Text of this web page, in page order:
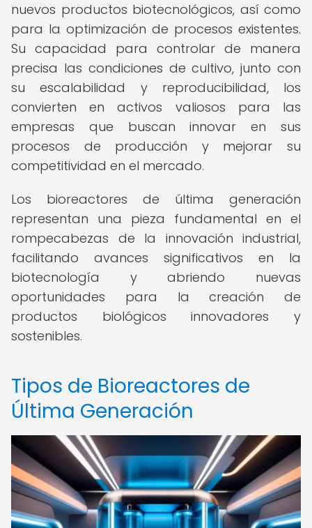
nuevos productos biotecnológicos, así como
para la optimización de procesos existentes.
Su capacidad para controlar de manera
precisa las condiciones de cultivo, junto con
su escalabilidad y reproducibilidad, los
convierten en activos valiosos para las
empresas que buscan innovar en sus
procesos de producción y mejorar su
competitividad en el mercado.
Los bioreactores de última generación
representan una pieza fundamental en el
rompecabezas de la innovación industrial,
facilitando avances significativos en la
biotecnología y abriendo nuevas
oportunidades para la creación de
productos biológicos innovadores y
sostenibles.
Tipos de Bioreactores de
Última Generación